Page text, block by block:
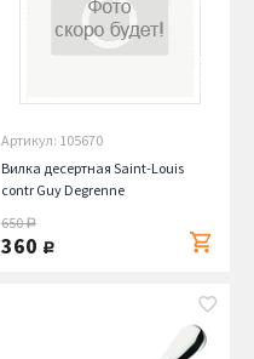
Артикул: 105670
Вилка десертная Saint-Louis
contr Guy Degrenne
650руб.
360 руб.